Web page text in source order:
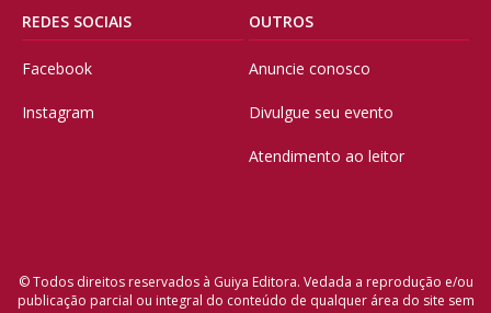
REDES SOCIAIS
Facebook
Instagram
OUTROS
Anuncie conosco
Divulgue seu evento
Atendimento ao leitor
© Todos direitos reservados à Guiya Editora. Vedada a reprodução e/ou
publicação parcial ou integral do conteúdo de qualquer área do site sem